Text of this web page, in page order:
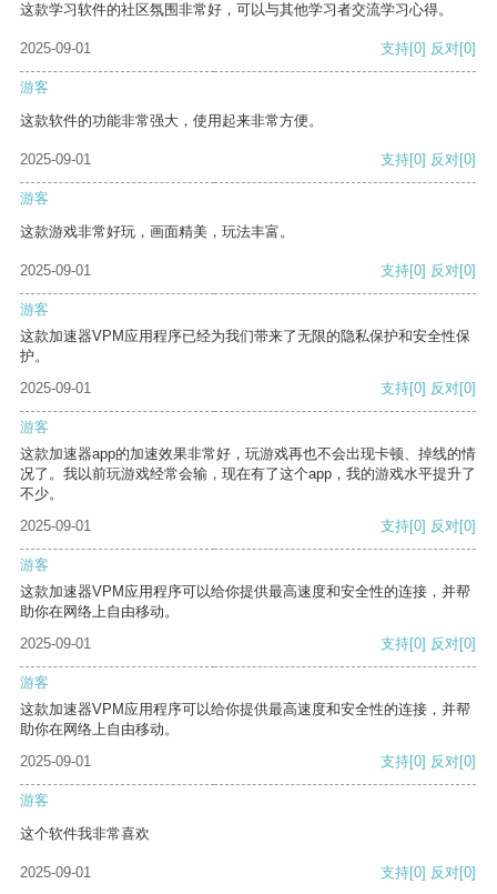
这款学习软件的社区氛围非常好，可以与其他学习者交流学习心得。
2025-09-01 支持[0] 反对[0]
游客
这款软件的功能非常强大，使用起来非常方便。
2025-09-01 支持[0] 反对[0]
游客
这款游戏非常好玩，画面精美，玩法丰富。
2025-09-01 支持[0] 反对[0]
游客
这款加速器VPM应用程序已经为我们带来了无限的隐私保护和安全性保
护。
2025-09-01
支持[0] 反对[0]
游客
这款加速器app的加速效果非常好，玩游戏再也不会出现卡顿、掉线的情
况了。我以前玩游戏经常会输，现在有了这个app，我的游戏水平提升了
不少。
2025-09-01
支持[0] 反对[0]
游客
这款加速器VPM应用程序可以给你提供最高速度和安全性的连接，并帮
助你在网络上自由移动。
2025-09-01
支持[0] 反对[0]
游客
这款加速器VPM应用程序可以给你提供最高速度和安全性的连接，并帮
助你在网络上自由移动。
2025-09-01
支持[0] 反对[0]
游客
这个软件我非常喜欢
2025-09-01 支持[0] 反对[0]